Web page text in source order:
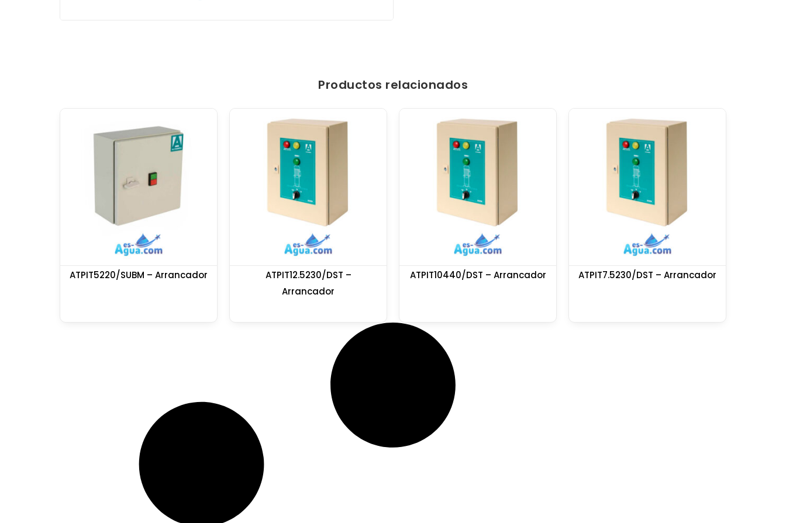
Productos relacionados
ATPIT5220/SUBM – Arrancador
ATPIT12.5230/DST –
Arrancador
ATPIT10440/DST – Arrancador ATPIT7.5230/DST – Arrancador